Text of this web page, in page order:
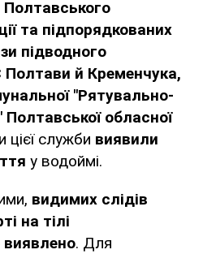
Полтавського
та підпорядкованих
підводного
й Кременчука,
"Рятувально-
обласної
служби виявили
у водоймі.
видимих слідів
на тілі
виявлено. Для